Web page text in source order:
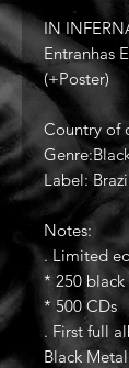
IN
Entranhas
(+Poster)
Country of
Label:
Notes:
. Limited
* 250 black
* 500 CDs
. First full
Black